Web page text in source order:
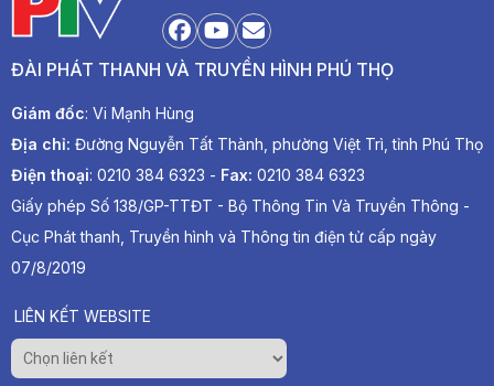
ĐÀI PHÁT THANH VÀ TRUYỀN HÌNH PHÚ THỌ
Giám đốc: Vi Mạnh Hùng
Địa chỉ: Đường Nguyễn Tất Thành, phường Việt Trì, tỉnh Phú Thọ
Điện thoại: 0210 384 6323 - Fax: 0210 384 6323
Giấy phép Số 138/GP-TTĐT - Bộ Thông Tin Và Truyền Thông -
Cục Phát thanh, Truyền hình và Thông tin điện tử cấp ngày
07/8/2019
LIÊN KẾT WEBSITE